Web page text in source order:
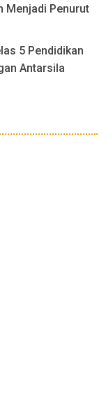
Menjadi Penurut
5 Pendidikan
Antarsila